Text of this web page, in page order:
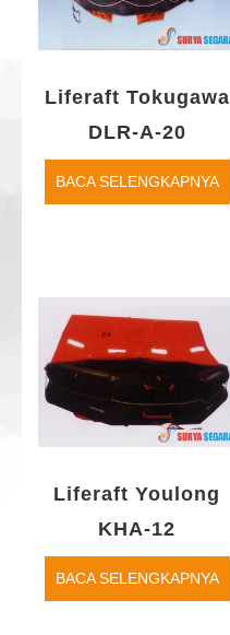
Liferaft Tokugawa
DLR-A-20
BACA SELENGKAPNYA
Liferaft Youlong
KHA-12
BACA SELENGKAPNYA